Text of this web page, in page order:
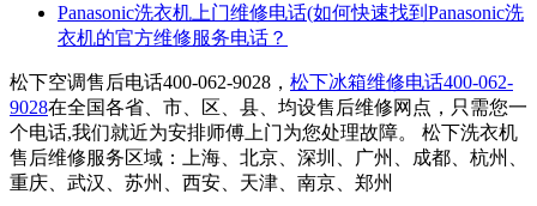
Panasonic洗衣机上门维修电话(如何快速找到Panasonic洗
衣机的官方维修服务电话？
松下空调售后电话400-062-9028， 松下冰箱维修电话400-062-
9028在全国各省、市、区、县、均设售后维修网点，只需您一
个电话,我们就近为安排师傅上门为您处理故障。 松下洗衣机
售后维修服务区域：上海、北京、深圳、广州、成都、杭州、
重庆、武汉、苏州、西安、天津、南京、郑州